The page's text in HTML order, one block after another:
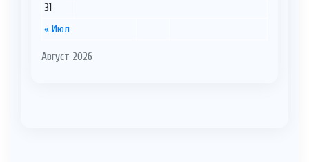
Август 2026
« Июл
31